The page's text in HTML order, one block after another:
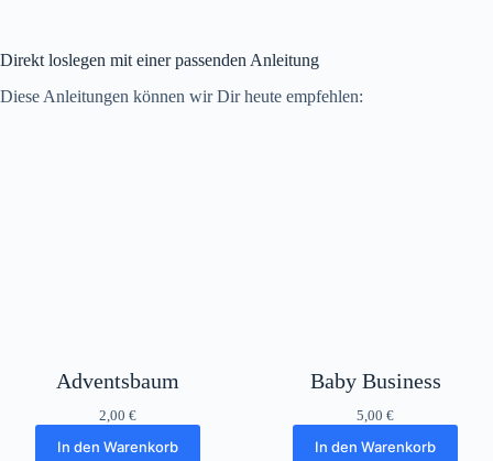
Direkt loslegen mit einer passenden Anleitung
Diese Anleitungen können wir Dir heute empfehlen:
Adventsbaum
2,00 €
In den Warenkorb
Baby Business
5,00 €
In den Warenkorb